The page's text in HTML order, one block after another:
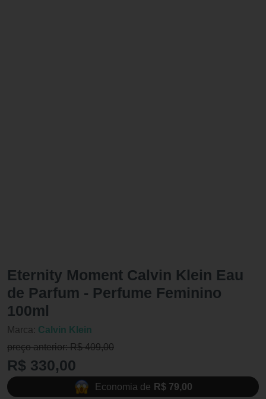
Eternity Moment Calvin Klein Eau
de Parfum - Perfume Feminino
100ml
Marca: Calvin Klein
preço anterior: R$ 409,00
R$ 330,00
Economia de R$ 79,00